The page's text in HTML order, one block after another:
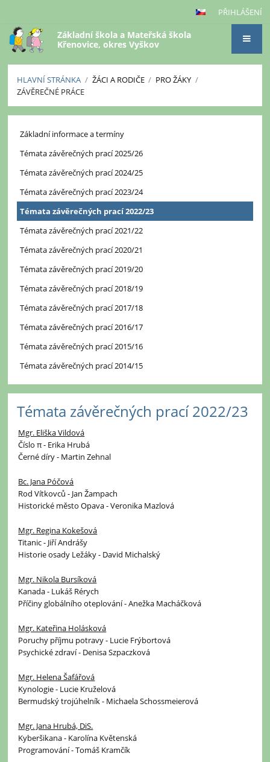
PŘIHLÁŠENÍ
Základní škola a Mateřská škola
Křenovice, okres Vyškov
HLAVNÍ STRÁNKA / ŽÁCI A RODIČE / PRO ŽÁKY /
ZÁVĚREČNÉ PRÁCE
práce
Základní informace a termíny
Témata závěrečných prací 2025/26
Témata závěrečných prací 2024/25
Témata závěrečných prací 2023/24
Témata závěrečných prací 2022/23
Témata závěrečných prací 2021/22
Témata závěrečných prací 2020/21
Témata závěrečných prací 2019/20
Témata závěrečných prací 2018/19
Témata závěrečných prací 2017/18
Témata závěrečných prací 2016/17
Témata závěrečných prací 2015/16
Témata závěrečných prací 2014/15
Témata závěrečných prací 2022/23
Mgr. Eliška Vildová
Číslo π - Erika Hrubá
Černé díry - Martin Zehnal
Bc. Jana Póčová
Rod Vítkovců - Jan Žampach
Historické město Opava - Veronika Mazlová
Mgr. Regina Kokešová
Titanic - Jiří Andrášy
Historie osady Ležáky - David Michalský
Mgr. Nikola Bursíková
Kanada - Lukáš Rérych
Příčiny globálního oteplování - Anežka Macháčková
Mgr. Kateřina Holásková
Poruchy příjmu potravy - Lucie Frýbortová
Psychické zdraví - Denisa Szpaczková
Mgr. Helena Šafářová
Kynologie - Lucie Kruželová
Bermudský trojúhelník - Michaela Schossmeierová
Mgr. Jana Hrubá, DiS.
Kyberšikana - Karolína Květenská
Programování - Tomáš Kramčík